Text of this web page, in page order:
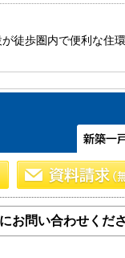
徒歩圏内で便利な住
お問い合わせくだ